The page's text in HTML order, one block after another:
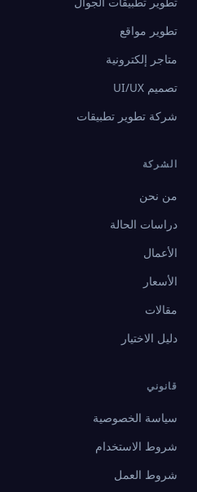
تطوير مواقع
متاجر إلكترونية
تصميم UI/UX
شركة تطوير تطبيقات
الشركة
من نحن
دراسات الحالة
الأعمال
الأسعار
مقالات
دليل الاختيار
قانوني
سياسة الخصوصية
شروط الاستخدام
شروط العمل